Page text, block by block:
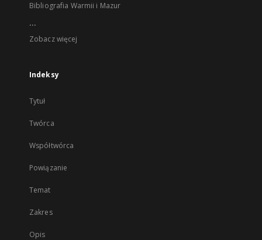
Bibliografia Warmii i Mazur
...
Zobacz więcej
Indeksy
Tytuł
Twórca
Współtwórca
Powiązanie
Temat
Zakres
Opis